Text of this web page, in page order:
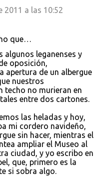
2011 a las 10:52
que…
algunos leganenses y
oposición,
apertura de un albergue
nuestros
techo no murieran en
entre dos cartones.
las heladas y hoy,
mi cordero navideño,
sin hacer, mientras el
ampliar el Museo al
ciudad, y yo escribo en
que, primero es la
si sobra algo.